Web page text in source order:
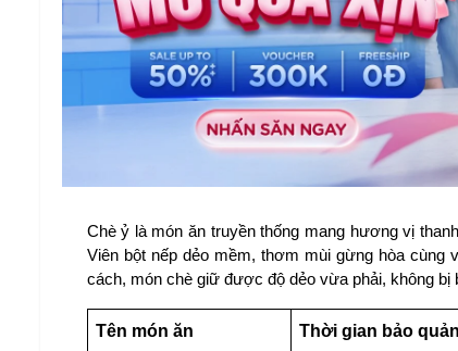
Chè ỷ là món ăn truyền thống mang hương vị
Viên bột nếp dẻo mềm, thơm mùi gừng hòa
cách, món chè giữ được độ dẻo vừa phải, không bị
Tên món ăn Thời gian bảo quản